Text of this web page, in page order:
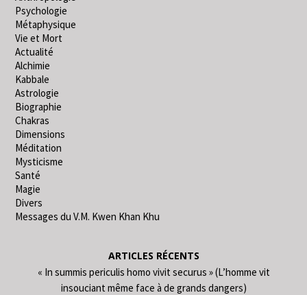
Psychologie
Métaphysique
Vie et Mort
Actualité
Alchimie
Kabbale
Astrologie
Biographie
Chakras
Dimensions
Méditation
Mysticisme
Santé
Magie
Divers
Messages du V.M. Kwen Khan Khu
ARTICLES RÉCENTS
« In summis periculis homo vivit securus » (L’homme vit
insouciant même face à de grands dangers)